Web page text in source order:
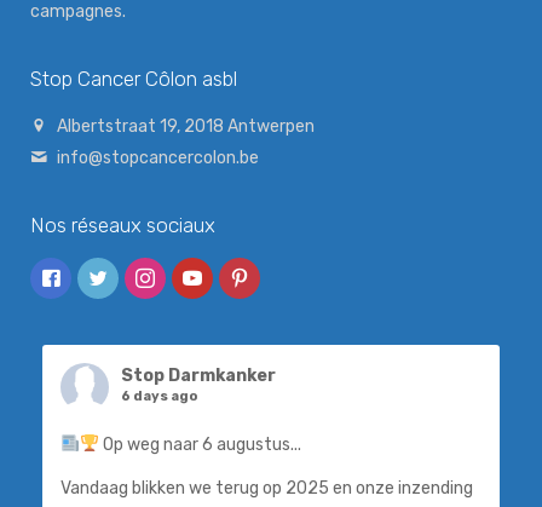
campagnes.
Stop Cancer Côlon asbl
Albertstraat 19, 2018 Antwerpen
info@stopcancercolon.be
Nos réseaux sociaux
Stop Darmkanker
6 days ago
Op weg naar 6 augustus...
Vandaag blikken we terug op 2025 en onze inzending